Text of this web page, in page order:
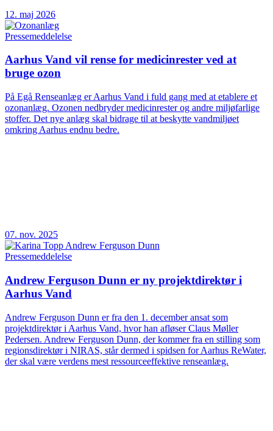
12. maj 2026
Pressemeddelelse
Aarhus Vand vil rense for medicinrester ved at
bruge ozon
På Egå Renseanlæg er Aarhus Vand i fuld gang med at etablere et
ozonanlæg. Ozonen nedbryder medicinrester og andre miljøfarlige
stoffer. Det nye anlæg skal bidrage til at beskytte vandmiljøet
omkring Aarhus endnu bedre.
07. nov. 2025
Pressemeddelelse
Andrew Ferguson Dunn er ny projektdirektør i
Aarhus Vand
Andrew Ferguson Dunn er fra den 1. december ansat som
projektdirektør i Aarhus Vand, hvor han afløser Claus Møller
Pedersen. Andrew Ferguson Dunn, der kommer fra en stilling som
regionsdirektør i NIRAS, står dermed i spidsen for Aarhus ReWater,
der skal være verdens mest ressourceeffektive renseanlæg.